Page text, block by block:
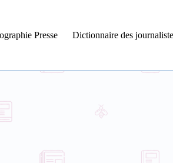
Presse Dictionnaire des